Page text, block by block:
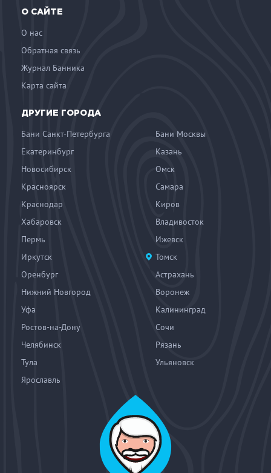
О САЙТЕ
О нас
Обратная связь
Журнал Банника
Карта сайта
ДРУГИЕ ГОРОДА
Бани Санкт-Петербурга
Бани Москвы
Екатеринбург
Казань
Новосибирск
Омск
Красноярск
Самара
Краснодар
Киров
Хабаровск
Владивосток
Пермь
Ижевск
Иркутск
Томск
Оренбург
Астрахань
Нижний Новгород
Воронеж
Уфа
Калининград
Ростов-на-Дону
Сочи
Челябинск
Рязань
Тула
Ульяновск
Ярославль